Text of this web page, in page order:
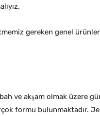
gereken genel ürünler
ve akşam olmak üzere
formu bulunmaktadır.